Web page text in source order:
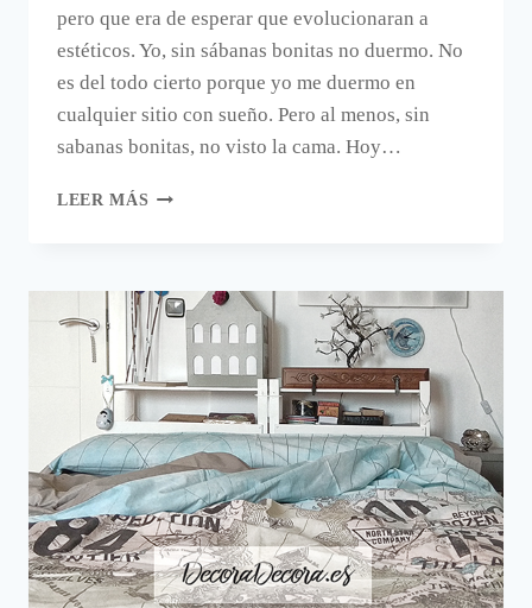
pero que era de esperar que evolucionaran a
estéticos. Yo, sin sábanas bonitas no duermo. No
es del todo cierto porque yo me duermo en
cualquier sitio con sueño. Pero al menos, sin
sabanas bonitas, no visto la cama. Hoy…
LEER MÁS MÁS